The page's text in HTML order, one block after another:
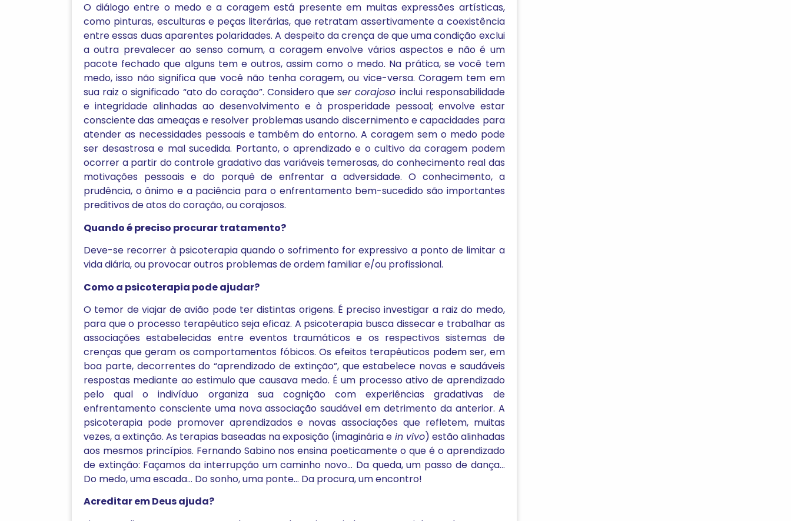
O diálogo entre o medo e a coragem está presente em muitas expressões artísticas,
como pinturas, esculturas e peças literárias, que retratam assertivamente a coexistência
entre essas duas aparentes polaridades. A despeito da crença de que uma condição exclui
a outra prevalecer ao senso comum, a coragem envolve vários aspectos e não é um
pacote fechado que alguns tem e outros, assim como o medo. Na prática, se você tem
medo, isso não significa que você não tenha coragem, ou vice-versa. Coragem tem em
sua raiz o significado “ato do coração”. Considero queser corajoso inclui responsabilidade
e integridade alinhadas ao desenvolvimento e à prosperidade pessoal; envolve estar
consciente das ameaças e resolver problemas usando discernimento e capacidades para
atender as necessidades pessoais e também do entorno. A coragem sem o medo pode
ser desastrosa e mal sucedida. Portanto, o aprendizado e o cultivo da coragem podem
ocorrer a partir do controle gradativo das variáveis temerosas, do conhecimento real das
motivações pessoais e do porquê de enfrentar a adversidade. O conhecimento, a
prudência, o ânimo e a paciência para o enfrentamento bem-sucedido são importantes
preditivos de atos do coração, ou corajosos.
Quando é preciso procurar tratamento?
Deve-se recorrer à psicoterapia quando o sofrimento for expressivo a ponto de limitar a
vida diária, ou provocar outros problemas de ordem familiar e/ou profissional.
Como a psicoterapia pode ajudar?
O temor de viajar de avião pode ter distintas origens. É preciso investigar a raiz do medo,
para que o processo terapêutico seja eficaz. A psicoterapia busca dissecar e trabalhar as
associações estabelecidas entre eventos traumáticos e os respectivos sistemas de
crenças que geram os comportamentos fóbicos. Os efeitos terapêuticos podem ser, em
boa parte, decorrentes do “aprendizado de extinção”, que estabelece novas e saudáveis
respostas mediante ao estimulo que causava medo. É um processo ativo de aprendizado
pelo qual o indivíduo organiza sua cognição com experiências gradativas de
enfrentamento consciente uma nova associação saudável em detrimento da anterior. A
psicoterapia pode promover aprendizados e novas associações que refletem, muitas
vezes, a extinção. As terapias baseadas na exposição (imaginária e in vivo) estão alinhadas
aos mesmos princípios. Fernando Sabino nos ensina poeticamente o que é o aprendizado
de extinção: Façamos da interrupção um caminho novo… Da queda, um passo de dança…
Do medo, uma escada… Do sonho, uma ponte… Da procura, um encontro!
Acreditar em Deus ajuda?